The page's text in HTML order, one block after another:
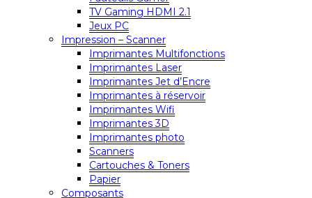
TV Gaming HDMI 2.1
Jeux PC
Impression – Scanner
Imprimantes Multifonctions
Imprimantes Laser
Imprimantes Jet d’Encre
Imprimantes à réservoir
Imprimantes Wifi
Imprimantes 3D
Imprimantes photo
Scanners
Cartouches & Toners
Papier
Composants